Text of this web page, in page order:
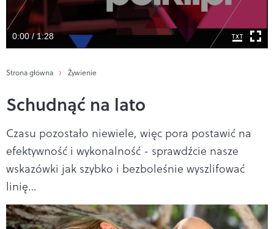
0:00 / 1:28
Strona główna Żywienie
Schudnąć na lato
Czasu pozostało niewiele, więc pora postawić na
efektywność i wykonalność - sprawdźcie nasze
wskazówki jak szybko i bezboleśnie wyszlifować
linię…